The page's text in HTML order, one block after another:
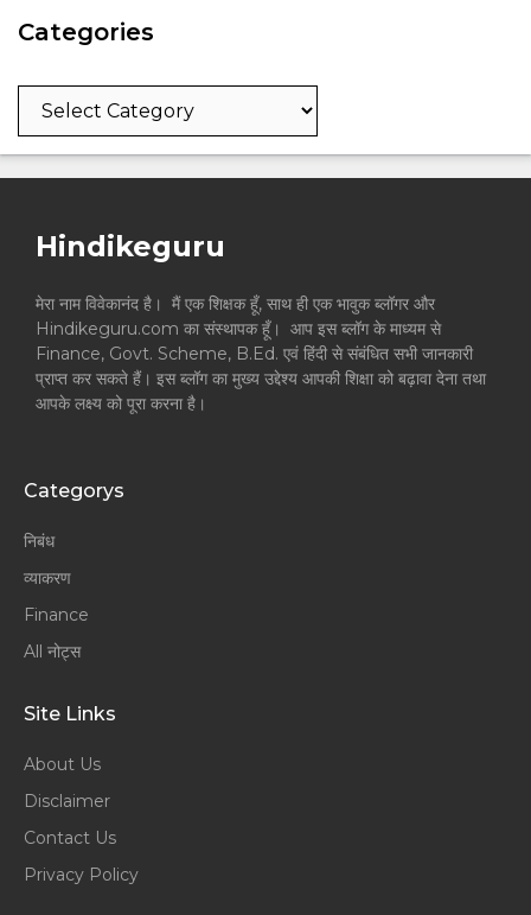
Categories
Categories
Hindikeguru
मेरा नाम विवेकानंद है। मैं एक शिक्षक हूँ, साथ ही एक भावुक ब्लॉगर और
Hindikeguru.com का संस्थापक हूँ। आप इस ब्लॉग के माध्यम से
Finance, Govt. Scheme, B.Ed. एवं हिंदी से संबंधित सभी जानकारी
प्राप्त कर सकते हैं। इस ब्लॉग का मुख्य उद्देश्य आपकी शिक्षा को बढ़ावा देना तथा
आपके लक्ष्य को पूरा करना है।
Categorys
निबंध
व्याकरण
Finance
All नोट्स
Site Links
About Us
Disclaimer
Contact Us
Privacy Policy